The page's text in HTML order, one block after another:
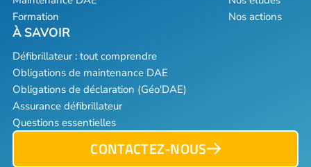
Formation
Nos actions
Défibrillateur : tout comprendre
Obligations de maintenance DAE
Obligations de déclaration (Géo'DAE)
Assurance défibrillateur
Questions essentielles
CONTACTEZ-NOUS